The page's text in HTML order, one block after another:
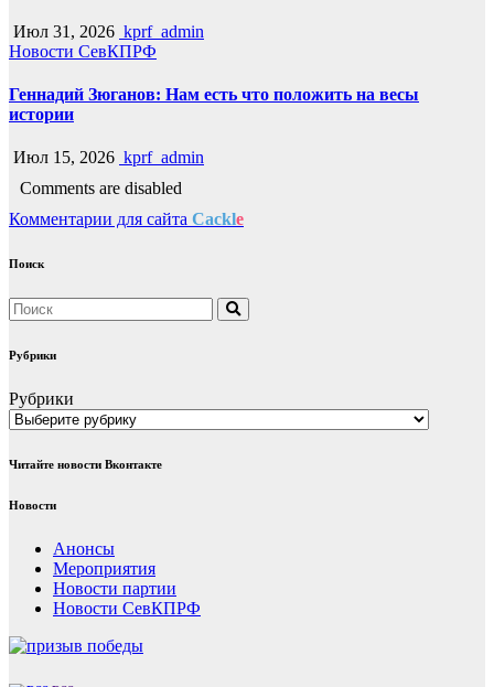
Июл 31, 2026 kprf_admin
Новости СевКПРФ
Геннадий Зюганов: Нам есть что положить на весы
истории
Июл 15, 2026 kprf_admin
Comments are disabled
Комментарии для сайта Cackle
Поиск
Рубрики
Рубрики
Читайте новости Вконтакте
Новости
Анонсы
Мероприятия
Новости партии
Новости СевКПРФ